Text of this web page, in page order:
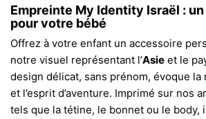
Empreinte My Identity Israël :
pour votre bébé
Offrez à votre enfant un accessoire
notre visuel représentant l’Asie et le
design délicat, sans prénom, évoque
et l’esprit d’aventure. Imprimé sur nos
tels que la tétine, le bonnet ou le body,